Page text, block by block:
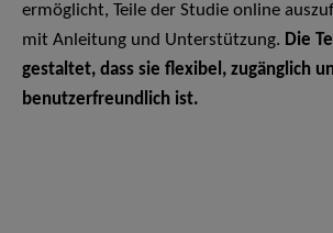
ermöglicht, Teile der Studie online
mit Anleitung und Unterstützung. Die
gestaltet, dass sie flexibel, zugänglich
benutzerfreundlich ist.